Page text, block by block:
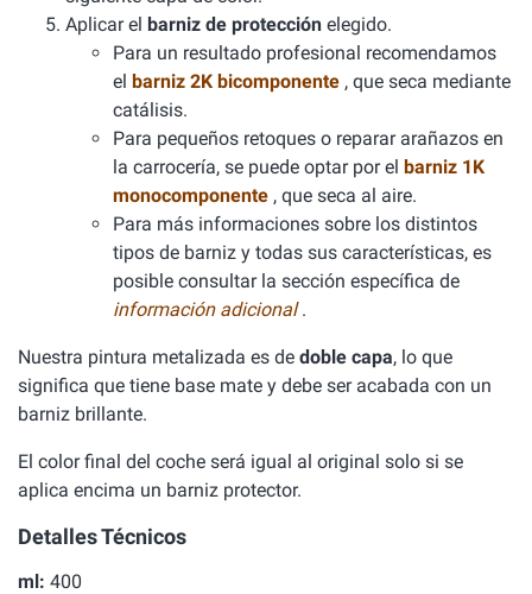
Aplicar el barniz de protección elegido.
Para un resultado profesional recomendamos
el barniz 2K bicomponente , que seca mediante
catálisis.
Para pequeños retoques o reparar arañazos en
la carrocería, se puede optar por el barniz 1K
monocomponente , que seca al aire.
Para más informaciones sobre los distintos
tipos de barniz y todas sus características, es
posible consultar la sección específica de
información adicional.
Nuestra pintura metalizada es de doble capa, lo que
significa que tiene base mate y debe ser acabada con un
barniz brillante.
El color final del coche será igual al original solo si se
aplica encima un barniz protector.
Detalles Técnicos
ml: 400